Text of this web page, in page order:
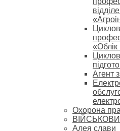
«Облік
Агент
Охорона
Алея слави